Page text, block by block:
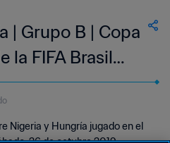
| Grupo B | Copa
la FIFA Brasil
Nigeria y Hungría jugado en el